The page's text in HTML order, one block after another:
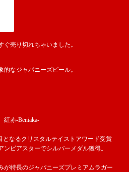
売り切れちゃいました。
なジャパニーズビール。
赤-Beniaka-
となるクリスタルテイストアワード受賞
ビアスターでシルバーメダル獲得。
が特長のジャパニーズプレミアムラガー